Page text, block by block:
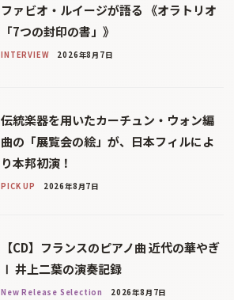
ファビオ・ルイージが語る 《オラトリオ
「7つの封印の書」》
INTERVIEW 2026年8月7日
伝統楽器を用いたカーチュン・ウォン編
曲の「展覧会の絵」が、日本フィルによ
り本邦初演！
PICK UP 2026年8月7日
【CD】フランスのピアノ曲 近代の華やぎ
Ⅰ 井上二葉の演奏記録
New Release Selection 2026年8月7日